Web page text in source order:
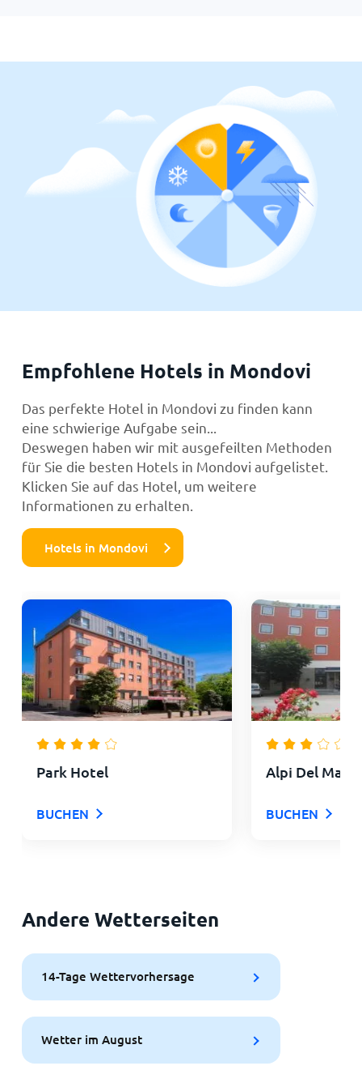
Empfohlene Hotels in Mondovi
Das perfekte Hotel in Mondovi zu finden kann
eine schwierige Aufgabe sein...
Deswegen haben wir mit ausgefeilten Methoden
für Sie die besten Hotels in Mondovi aufgelistet.
Klicken Sie auf das Hotel, um weitere
Informationen zu erhalten.
Hotels in Mondovi
Park Hotel
BUCHEN
Alpi Del Mare
BUCHEN
Andere Wetterseiten
14-Tage Wettervorhersage
Wetter im August